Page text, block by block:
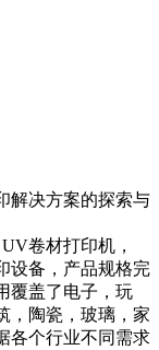
解决方案的探索与
卷材打印机，
设备，产品规格完
覆盖了电子，玩
，陶瓷，玻璃，家
各个行业不同需求